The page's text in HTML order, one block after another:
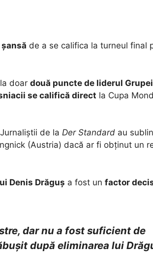
de a se califica la turneul final
doar două puncte de liderul
se califică direct la Cupa
de la Der Standard au
(Austria) dacă ar fi obținut un
Denis Drăguș a fost un factor
dar nu a fost suficient de
după eliminarea lui